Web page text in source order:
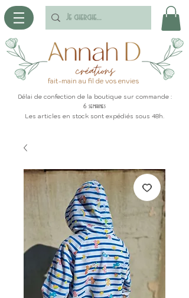
fait-main au fil de vos envies
Délai de confection de la boutique sur commande :
6 semaines
Les articles en stock sont expédiés sous 48h.